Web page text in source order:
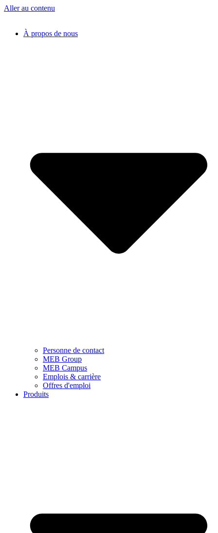
Aller au contenu
À propos de nous
Personne de contact
MEB Group
MEB Campus
Emplois & carrière
Offres d'emploi
Produits